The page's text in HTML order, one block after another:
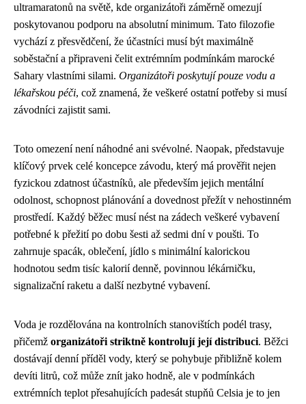
ultramaratonů na světě, kde organizátoři záměrně omezují
poskytovanou podporu na absolutní minimum. Tato filozofie
vychází z přesvědčení, že účastníci musí být maximálně
soběstační a připraveni čelit extrémním podmínkám marocké
Sahary vlastními silami. Organizátoři poskytují pouze vodu a
lékařskou péči, což znamená, že veškeré ostatní potřeby si musí
závodníci zajistit sami.
Toto omezení není náhodné ani svévolné. Naopak, představuje
klíčový prvek celé koncepce závodu, který má prověřit nejen
fyzickou zdatnost účastníků, ale především jejich mentální
odolnost, schopnost plánování a dovednost přežít v nehostinném
prostředí. Každý běžec musí nést na zádech veškeré vybavení
potřebné k přežití po dobu šesti až sedmi dní v poušti. To
zahrnuje spacák, oblečení, jídlo s minimální kalorickou
hodnotou sedm tisíc kalorií denně, povinnou lékárničku,
signalizační raketu a další nezbytné vybavení.
Voda je rozdělována na kontrolních stanovištích podél trasy,
přičemž organizátoři striktně kontrolují její distribuci. Běžci
dostávají denní příděl vody, který se pohybuje přibližně kolem
devíti litrů, což může znít jako hodně, ale v podmínkách
extrémních teplot přesahujících padesát stupňů Celsia je to jen